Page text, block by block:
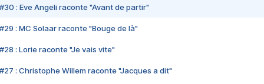
#30 : Eve Angeli raconte "Avant de partir"
#29 : MC Solaar raconte "Bouge de là"
#28 : Lorie raconte "Je vais vite"
#27 : Christophe Willem raconte "Jacques a dit"